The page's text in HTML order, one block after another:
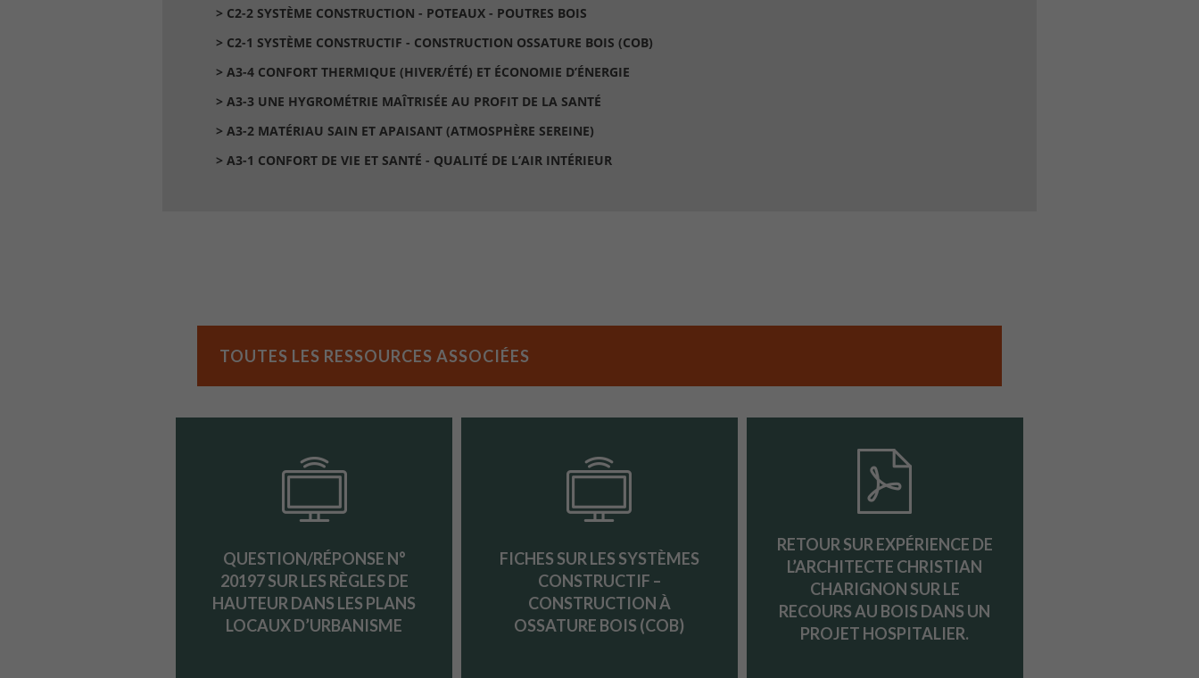
> C2-2 SYSTÈME CONSTRUCTION - POTEAUX - POUTRES BOIS
> C2-1 SYSTÈME CONSTRUCTIF - CONSTRUCTION OSSATURE BOIS (COB)
> A3-4 CONFORT THERMIQUE (HIVER/ÉTÉ) ET ÉCONOMIE D’ÉNERGIE
> A3-3 UNE HYGROMÉTRIE MAÎTRISÉE AU PROFIT DE LA SANTÉ
> A3-2 MATÉRIAU SAIN ET APAISANT (ATMOSPHÈRE SEREINE)
> A3-1 CONFORT DE VIE ET SANTÉ - QUALITÉ DE L’AIR INTÉRIEUR
TOUTES LES RESSOURCES ASSOCIÉES
QUESTION/RÉPONSE N°
20197 SUR LES RÈGLES DE
HAUTEUR DANS LES PLANS
LOCAUX D’URBANISME
FICHES SUR LES SYSTÈMES
CONSTRUCTIF –
CONSTRUCTION À
OSSATURE BOIS (COB)
RETOUR SUR EXPÉRIENCE DE
L’ARCHITECTE CHRISTIAN
CHARIGNON SUR LE
RECOURS AU BOIS DANS UN
PROJET HOSPITALIER.